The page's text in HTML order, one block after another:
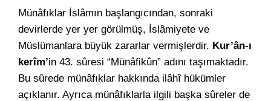
Münâfıklar İslâmın başlangıcından, sonraki
devirlerde yer yer görülmüş, İslâmiyete ve
Müslümanlara büyük zararlar vermişlerdir. Kur’ân-ı
kerîm’in 43. sûresi “Münâfikûn” adını taşımaktadır.
Bu sûrede münâfıklar hakkında ilâhî hükümler
açıklanır. Ayrıca münâfıklarla ilgili başka sûreler de